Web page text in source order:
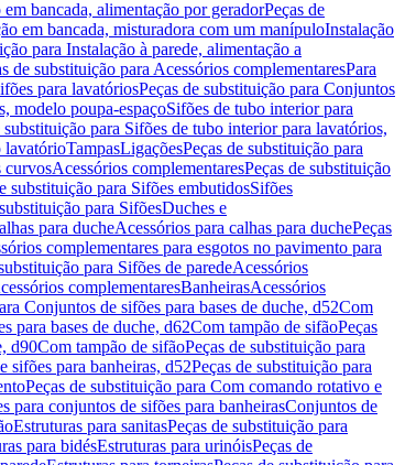
em bancada, alimentação por geradorPeças de
em bancada, misturadora com um manípuloInstalação
para Instalação à parede, alimentação a
de substituição para Acessórios complementaresPara
para lavatóriosPeças de substituição para Conjuntos
modelo poupa-espaçoSifões de tubo interior para
substituição para Sifões de tubo interior para lavatórios,
lavatórioTampasLigaçõesPeças de substituição para
curvosAcessórios complementaresPeças de substituição
substituição para Sifões embutidosSifões
para SifõesDuches e
para ducheAcessórios para calhas para duchePeças
complementares para esgotos no pavimento para
para Sifões de paredeAcessórios
complementaresBanheirasAcessórios
Conjuntos de sifões para bases de duche, d52Com
para bases de duche, d62Com tampão de sifãoPeças
d90Com tampão de sifãoPeças de substituição para
sifões para banheiras, d52Peças de substituição para
Peças de substituição para Com comando rotativo e
para conjuntos de sifões para banheirasConjuntos de
Estruturas para sanitasPeças de substituição para
para bidésEstruturas para urinóisPeças de